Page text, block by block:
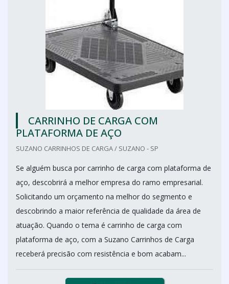
CARRINHO DE CARGA COM
PLATAFORMA DE AÇO
SUZANO CARRINHOS DE CARGA / SUZANO - SP
Se alguém busca por carrinho de carga com plataforma de
aço, descobrirá a melhor empresa do ramo empresarial.
Solicitando um orçamento na melhor do segmento e
descobrindo a maior referência de qualidade da área de
atuação. Quando o tema é carrinho de carga com
plataforma de aço, com a Suzano Carrinhos de Carga
receberá precisão com resistência e bom acabam...